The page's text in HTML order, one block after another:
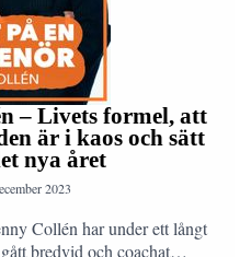
– Livets formel, att
är i kaos och sätt
nya året
2023
Collén har under ett långt
bredvid och coachat